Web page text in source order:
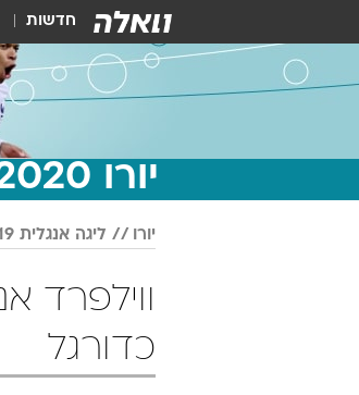
חדשות
יורו 2020
יורו ליגה אנגלית 2018/19
כדורגל